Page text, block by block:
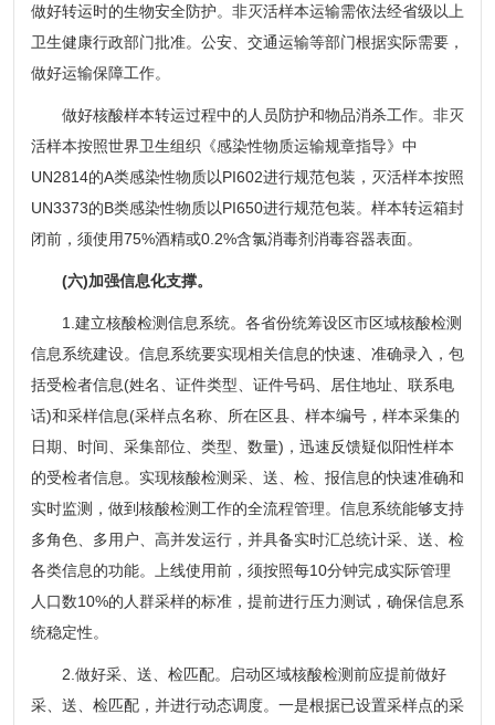
做好转运时的生物安全防护。非灭活样本运输需依法经省级以上
卫生健康行政部门批准。公安、交通运输等部门根据实际需要，
做好运输保障工作。
做好核酸样本转运过程中的人员防护和物品消杀工作。非灭
活样本按照世界卫生组织《感染性物质运输规章指导》中
UN2814的A类感染性物质以PI602进行规范包装，灭活样本按照
UN3373的B类感染性物质以PI650进行规范包装。样本转运箱封
闭前，须使用75%酒精或0.2%含氯消毒剂消毒容器表面。
(六)加强信息化支撑。
1.建立核酸检测信息系统。各省份统筹设区市区域核酸检测
信息系统建设。信息系统要实现相关信息的快速、准确录入，包
括受检者信息(姓名、证件类型、证件号码、居住地址、联系电
话)和采样信息(采样点名称、所在区县、样本编号，样本采集的
日期、时间、采集部位、类型、数量)，迅速反馈疑似阳性样本
的受检者信息。实现核酸检测采、送、检、报信息的快速准确和
实时监测，做到核酸检测工作的全流程管理。信息系统能够支持
多角色、多用户、高并发运行，并具备实时汇总统计采、送、检
各类信息的功能。上线使用前，须按照每10分钟完成实际管理
人口数10%的人群采样的标准，提前进行压力测试，确保信息系
统稳定性。
2.做好采、送、检匹配。启动区域核酸检测前应提前做好
采、送、检匹配，并进行动态调度。一是根据已设置采样点的采